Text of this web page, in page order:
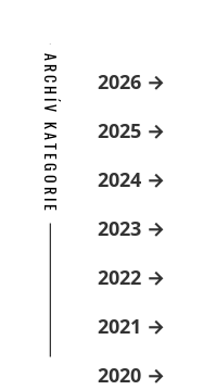
ARCHÍV KATEGORIE 2026
2025
2024
2023
2022
2021
2020